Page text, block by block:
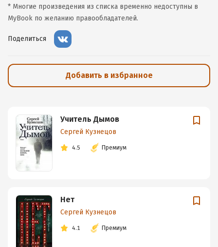
* Многие произведения из списка временно недоступны в
MyBook по желанию правообладателей.
Поделиться
Добавить в избранное
Учитель Дымов
Сергей Кузнецов
4.5 Премиум
Нет
Сергей Кузнецов
4.1 Премиум